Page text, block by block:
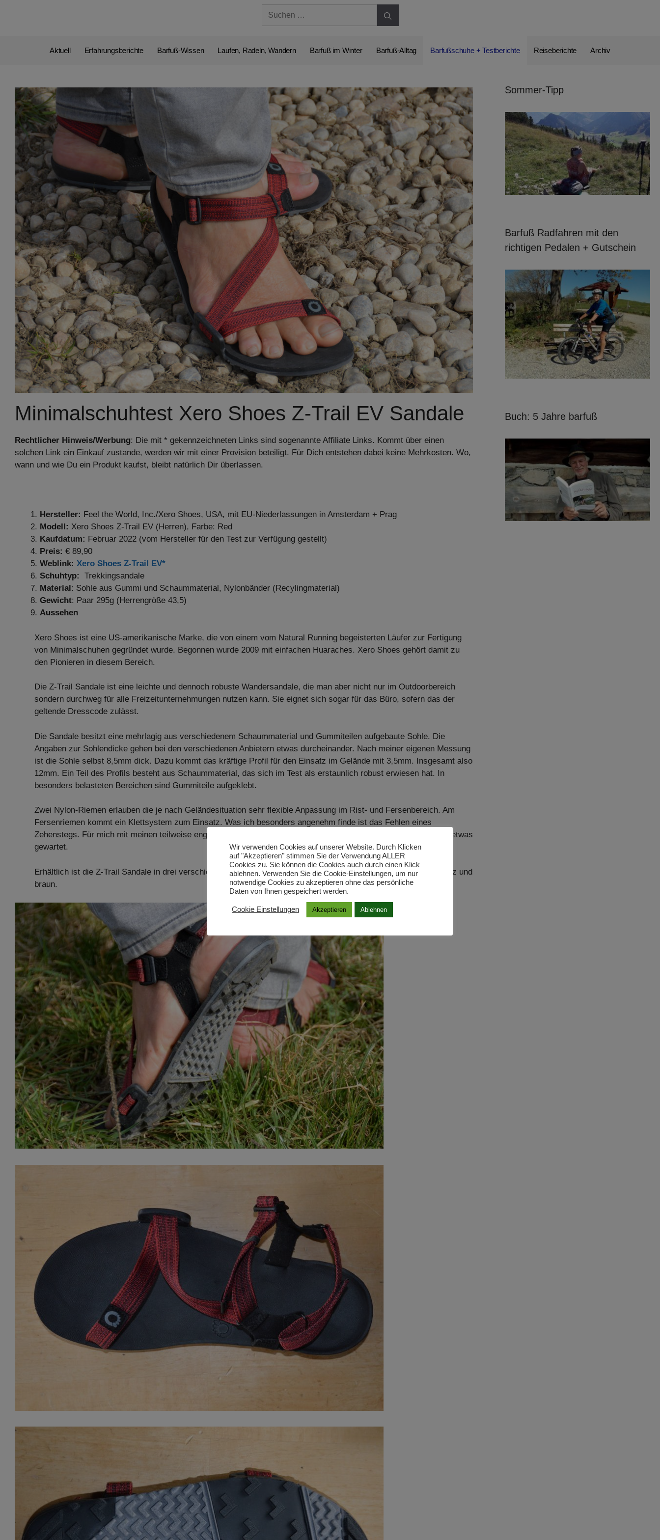
Suchen
Aktuell Erfahrungsberichte Barfuß-Wissen Laufen, Radeln, Wandern Barfuß im Winter Barfuß-Alltag Barfußschuhe + Testberichte Reiseberichte Archiv
Minimalschuhtest Xero Shoes Z-Trail EV Sandale
Rechtlicher Hinweis/Werbung: Die mit * gekennzeichneten Links sind sogenannte Affiliate Links. Kommt über einen
solchen Link ein Einkauf zustande, werden wir mit einer Provision beteiligt. Für Dich entstehen dabei keine Mehrkosten. Wo,
wann und wie Du ein Produkt kaufst, bleibt natürlich Dir überlassen.
Hersteller: Feel the World, Inc./Xero Shoes, USA, mit EU-Niederlassungen in Amsterdam + Prag
Modell: Xero Shoes Z-Trail EV (Herren), Farbe: Red
Kaufdatum: Februar 2022 (vom Hersteller für den Test zur Verfügung gestellt)
Preis: € 89,90
Weblink: Xero Shoes Z-Trail EV*
Schuhtyp: Trekkingsandale
Material : Sohle aus Gummi und Schaummaterial, Nylonbänder (Recylingmaterial)
Gewicht: Paar 295g (Herrengröße 43,5)
Aussehen
Xero Shoes ist eine US-amerikanische Marke, die von einem vom Natural Running begeisterten Läufer zur Fertigung
von Minimalschuhen gegründet wurde. Begonnen wurde 2009 mit einfachen Huaraches. Xero Shoes gehört damit zu
den Pionieren in diesem Bereich.
Die Z-Trail Sandale ist eine leichte und dennoch robuste Wandersandale, die man aber nicht nur im Outdoorbereich
sondern durchweg für alle Freizeitunternehmungen nutzen kann. Sie eignet sich sogar für das Büro, sofern das der
geltende Dresscode zulässt.
Die Sandale besitzt eine mehrlagig aus verschiedenem Schaummaterial und Gummiteilen aufgebaute Sohle. Die
Angaben zur Sohlendicke gehen bei den verschiedenen Anbietern etwas durcheinander. Nach meiner eigenen Messung
ist die Sohle selbst 8,5mm dick. Dazu kommt das kräftige Profil für den Einsatz im Gelände mit 3,5mm. Insgesamt also
12mm. Ein Teil des Profils besteht aus Schaummaterial, das sich im Test als erstaunlich robust erwiesen hat. In
besonders belasteten Bereichen sind Gummiteile aufgeklebt.
Zwei Nylon-Riemen erlauben die je nach Geländesituation sehr flexible Anpassung im Rist- und Fersenbereich. Am
Fersenriemen kommt ein Klettsystem zum Einsatz. Was ich besonders angenehm finde ist das Fehlen eines
Zehenstegs. Für mich mit meinen teilweise eng beieinander stehenden Zehen eine Wohltat. Ich habe lange auf so etwas
gewartet.
Erhältlich ist die Z-Trail Sandale in drei verschiedenen Farben. Neben dem hier gezeigten Rot gibt es noch schwarz und
braun.
Sommer-Tipp
Barfuß Radfahren mit den
richtigen Pedalen + Gutschein
Buch: 5 Jahre barfuß
Wir verwenden Cookies auf unserer Website. Durch Klicken
auf "Akzeptieren" stimmen Sie der Verwendung ALLER
Cookies zu. Sie können die Cookies auch durch einen Klick
ablehnen. Verwenden Sie die Cookie-Einstellungen, um nur
notwendige Cookies zu akzeptieren ohne das persönliche
Daten von Ihnen gespeichert werden.
Cookie Einstellungen Akzeptieren Ablehnen